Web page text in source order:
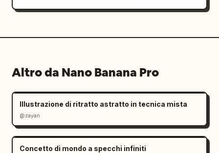
Altro da Nano Banana Pro
Illustrazione di ritratto astratto in tecnica mista
@zayan
Concetto di mondo a specchi infiniti